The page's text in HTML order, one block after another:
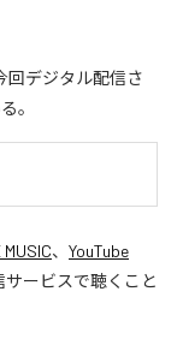
回デジタル配信さ
。
MUSIC、 YouTube
ービスで聴くこと